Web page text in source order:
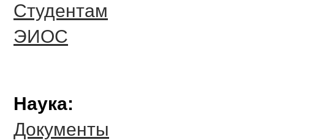
Студентам
ЭИОС
Наука:
Документы